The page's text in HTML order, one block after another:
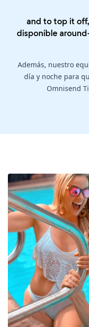
and to top it
disponible
Además, nuestro
día y noche para
Omnisend